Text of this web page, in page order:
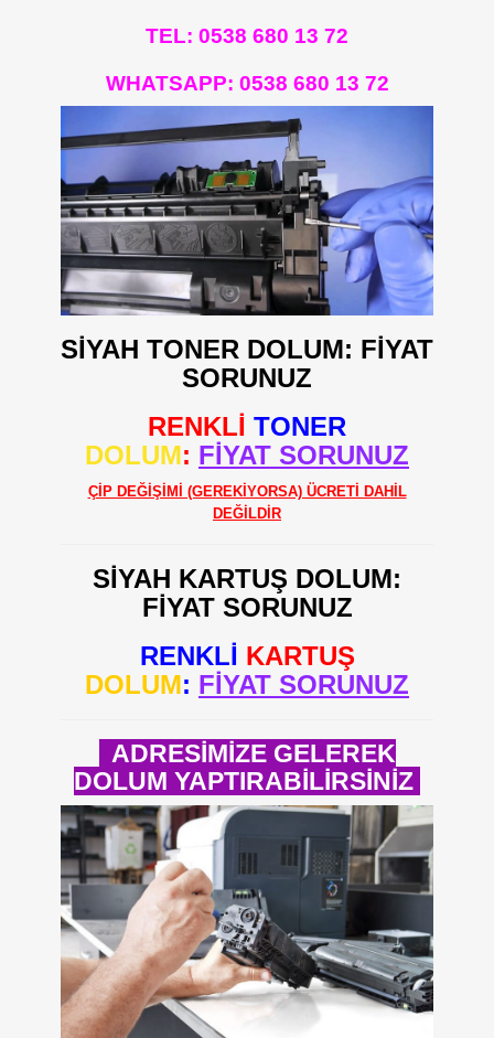
TEL: 0538 680 13 72
WHATSAPP: 0538 680 13 72
SİYAH TONER DOLUM: FİYAT
SORUNUZ
RENKLİ TONER
DOLUM: FİYAT SORUNUZ
ÇİP DEĞİŞİMİ (GEREKİYORSA) ÜCRETİ DAHİL
DEĞİLDİR
SİYAH KARTUŞ DOLUM:
FİYAT SORUNUZ
RENKLİ KARTUŞ
DOLUM: FİYAT SORUNUZ
ADRESİMİZE GELEREK
DOLUM YAPTIRABİLİRSİNİZ